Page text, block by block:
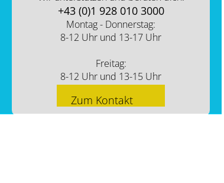
+43 (0)1 928 010 3000
Montag - Donnerstag:
8-12 Uhr und 13-17 Uhr
Freitag:
8-12 Uhr und 13-15 Uhr
Zum Kontakt